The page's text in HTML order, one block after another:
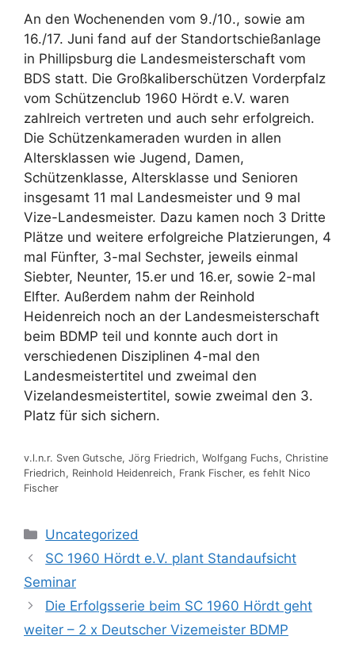
An den Wochenenden vom 9./10., sowie am
16./17. Juni fand auf der Standortschießanlage
in Phillipsburg die Landesmeisterschaft vom
BDS statt. Die Großkaliberschützen Vorderpfalz
vom Schützenclub 1960 Hördt e.V. waren
zahlreich vertreten und auch sehr erfolgreich.
Die Schützenkameraden wurden in allen
Altersklassen wie Jugend, Damen,
Schützenklasse, Altersklasse und Senioren
insgesamt 11 mal Landesmeister und 9 mal
Vize-Landesmeister. Dazu kamen noch 3 Dritte
Plätze und weitere erfolgreiche Platzierungen, 4
mal Fünfter, 3-mal Sechster, jeweils einmal
Siebter, Neunter, 15.er und 16.er, sowie 2-mal
Elfter. Außerdem nahm der Reinhold
Heidenreich noch an der Landesmeisterschaft
beim BDMP teil und konnte auch dort in
verschiedenen Disziplinen 4-mal den
Landesmeistertitel und zweimal den
Vizelandesmeistertitel, sowie zweimal den 3.
Platz für sich sichern.
v.l.n.r. Sven Gutsche, Jörg Friedrich, Wolfgang Fuchs, Christine
Friedrich, Reinhold Heidenreich, Frank Fischer, es fehlt Nico
Fischer
Kategorien
Uncategorized
SC 1960 Hördt e.V. plant Standaufsicht
Seminar
Die Erfolgsserie beim SC 1960 Hördt geht
weiter – 2 x Deutscher Vizemeister BDMP